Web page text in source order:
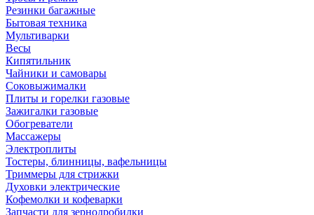
Резинки багажные
Бытовая техника
Мультиварки
Весы
Кипятильник
Чайники и самовары
Соковыжималки
Плиты и горелки газовые
Зажигалки газовые
Обогреватели
Массажеры
Электроплиты
Тостеры, блинницы, вафельницы
Триммеры для стрижки
Духовки электрические
Кофемолки и кофеварки
Запчасти для зернодробилки